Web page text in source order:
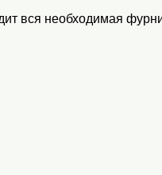
вся необходимая